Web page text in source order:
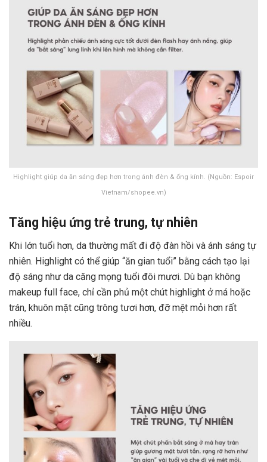
Highlight giúp da ăn sáng đẹp hơn trong ánh đèn & ống kính. (Nguồn: Espoir
Vietnam/shopee.vn)
Tăng hiệu ứng trẻ trung, tự nhiên
Khi lớn tuổi hơn, da thường mất đi độ đàn hồi và ánh sáng tự
nhiên. Highlight có thể giúp “ăn gian tuổi” bằng cách tạo lại
độ sáng như da căng mọng tuổi đôi mươi. Dù bạn không
makeup full face, chỉ cần phủ một chút highlight ở má hoặc
trán, khuôn mặt cũng trông tươi hơn, đỡ mệt mỏi hơn rất
nhiều.